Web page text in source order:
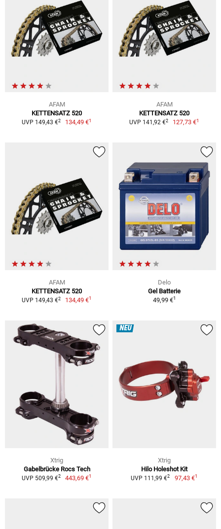
AFAM
KETTENSATZ 520
UVP 149,43 €2 134,49 €1
AFAM
KETTENSATZ 520
UVP 141,92 €2 127,73 €1
AFAM
KETTENSATZ 520
UVP 149,43 €2 134,49 €1
Delo
Gel Batterie
49,99 €1
Xtrig
Gabelbrücke Rocs Tech
UVP 509,99 €2 443,69 €1
NEU
Xtrig
Hilo Holeshot Kit
UVP 111,99 €2 97,43 €1